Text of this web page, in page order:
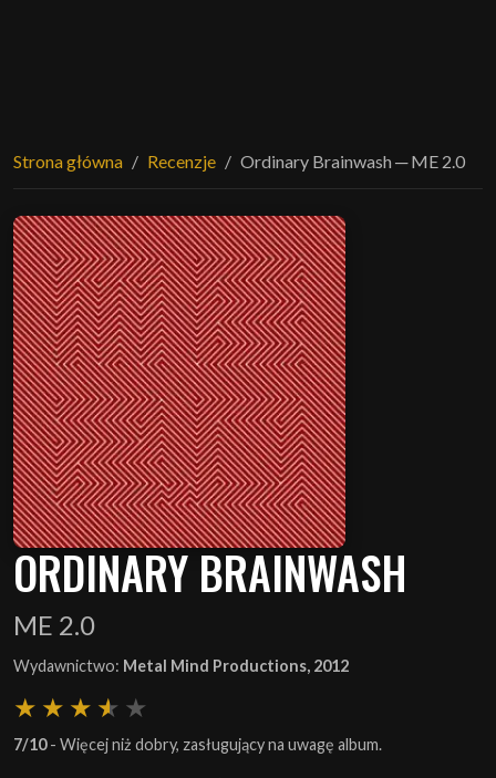
Strona główna Recenzje Ordinary Brainwash ─ ME 2.0
ORDINARY BRAINWASH
ME 2.0
Wydawnictwo: Metal Mind Productions, 2012
7/10- Więcej niż dobry, zasługujący na uwagę album.